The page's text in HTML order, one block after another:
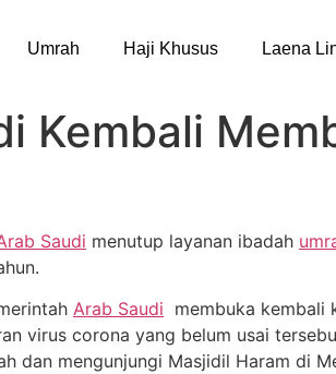
Umrah Haji Khusus Laena
Kembali
Saudi menutup layanan ibadah
Arab Saudi membuka kembali
virus corona yang belum usai
dan mengunjungi Masjidil Haram di